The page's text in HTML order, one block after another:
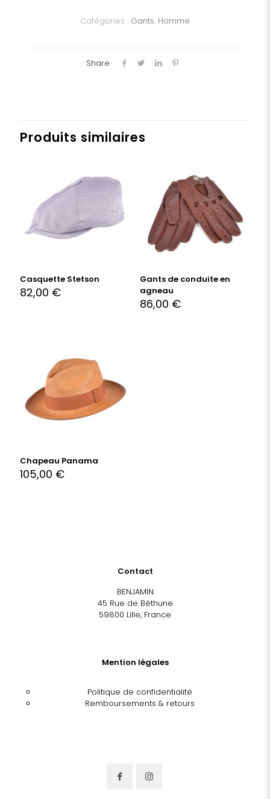
Catégories : Gants, Homme
Share
Produits similaires
Casquette Stetson
82,00 €
Gants de conduite en
agneau
86,00 €
Chapeau Panama
105,00 €
Contact
BENJAMIN
45 Rue de Béthune
59800 Lille, France
Mention légales
Politique de confidentialité
Remboursements & retours